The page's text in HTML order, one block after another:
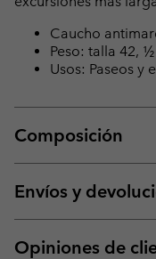
Caucho
Peso: talla 42,
Usos: Paseos y
Composición
Envíos y
Opiniones de